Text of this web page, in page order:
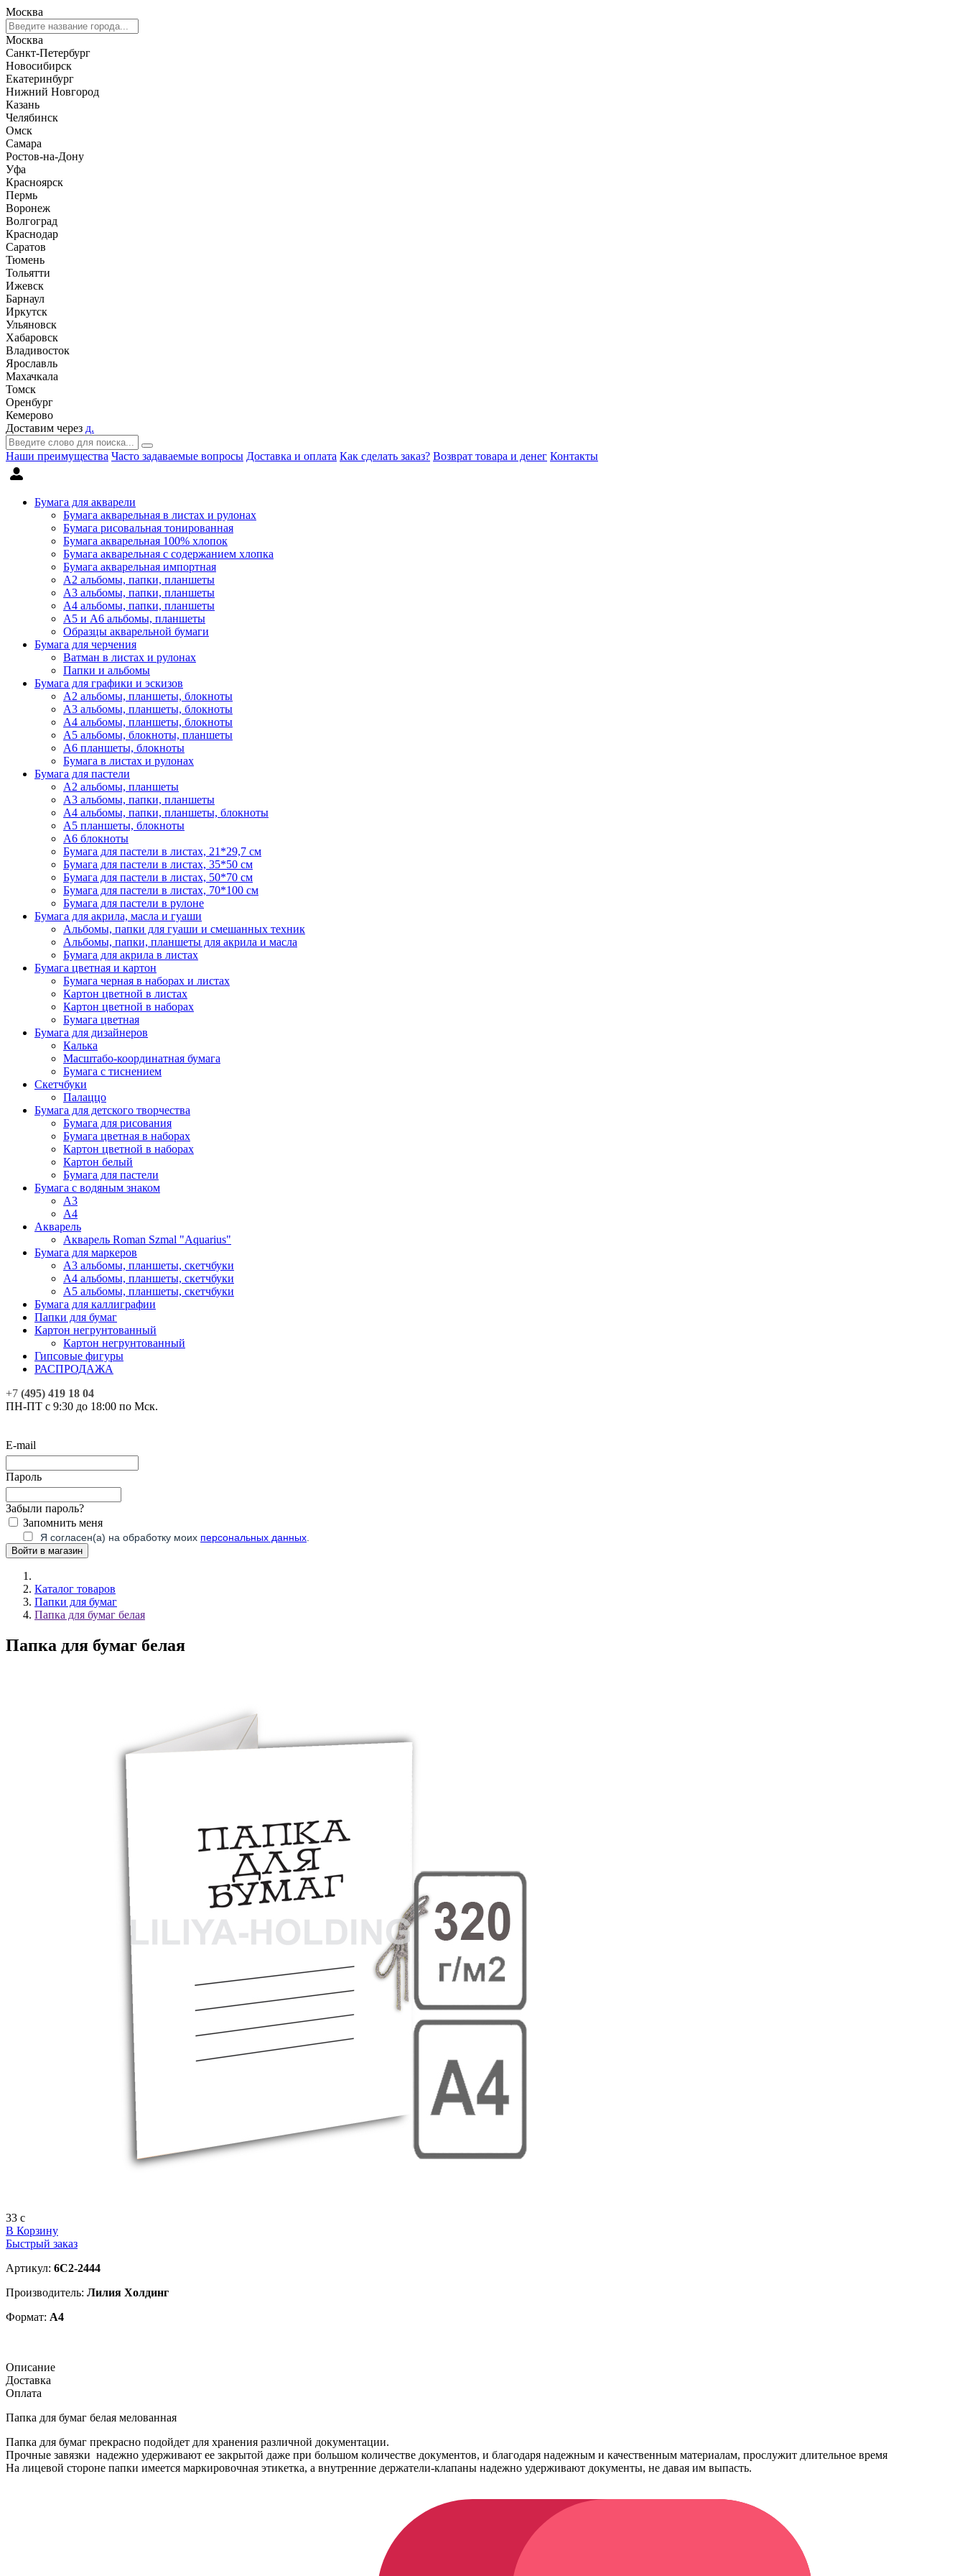
Москва
Москва
Санкт-Петербург
Новосибирск
Екатеринбург
Нижний Новгород
Казань
Челябинск
Омск
Самара
Ростов-на-Дону
Уфа
Красноярск
Пермь
Воронеж
Волгоград
Краснодар
Саратов
Тюмень
Тольятти
Ижевск
Барнаул
Иркутск
Ульяновск
Хабаровск
Владивосток
Ярославль
Махачкала
Томск
Оренбург
Кемерово
Доставим через д.
Наши преимущества Часто задаваемые вопросы Доставка и оплата Как сделать заказ? Возврат товара и денег Контакты
Бумага для акварели
Бумага акварельная в листах и рулонах
Бумага рисовальная тонированная
Бумага акварельная 100% хлопок
Бумага акварельная с содержанием хлопка
Бумага акварельная импортная
А2 альбомы, папки, планшеты
А3 альбомы, папки, планшеты
А4 альбомы, папки, планшеты
А5 и А6 альбомы, планшеты
Образцы акварельной бумаги
Бумага для черчения
Ватман в листах и рулонах
Папки и альбомы
Бумага для графики и эскизов
А2 альбомы, планшеты, блокноты
А3 альбомы, планшеты, блокноты
А4 альбомы, планшеты, блокноты
А5 альбомы, блокноты, планшеты
А6 планшеты, блокноты
Бумага в листах и рулонах
Бумага для пастели
А2 альбомы, планшеты
А3 альбомы, папки, планшеты
А4 альбомы, папки, планшеты, блокноты
А5 планшеты, блокноты
А6 блокноты
Бумага для пастели в листах, 21*29,7 см
Бумага для пастели в листах, 35*50 см
Бумага для пастели в листах, 50*70 см
Бумага для пастели в листах, 70*100 см
Бумага для пастели в рулоне
Бумага для акрила, масла и гуаши
Альбомы, папки для гуаши и смешанных техник
Альбомы, папки, планшеты для акрила и масла
Бумага для акрила в листах
Бумага цветная и картон
Бумага черная в наборах и листах
Картон цветной в листах
Картон цветной в наборах
Бумага цветная
Бумага для дизайнеров
Калька
Масштабо-координатная бумага
Бумага с тиснением
Скетчбуки
Палаццо
Бумага для детского творчества
Бумага для рисования
Бумага цветная в наборах
Картон цветной в наборах
Картон белый
Бумага для пастели
Бумага с водяным знаком
А3
А4
Акварель
Акварель Roman Szmal "Aquarius"
Бумага для маркеров
А3 альбомы, планшеты, скетчбуки
А4 альбомы, планшеты, скетчбуки
А5 альбомы, планшеты, скетчбуки
Бумага для каллиграфии
Папки для бумаг
Картон негрунтованный
Картон негрунтованный
Гипсовые фигуры
РАСПРОДАЖА
+7 (495) 419 18 04
ПН-ПТ с 9:30 до 18:00 по Мск.
E-mail
Пароль
Забыли пароль?
Запомнить меня
Я согласен(а) на обработку моих персональных данных
Каталог товаров
Папки для бумаг
Папка для бумаг белая
Папка для бумаг белая
33 c
В Корзину
Быстрый заказ
Артикул: 6С2-2444
Производитель: Лилия Холдинг
Формат: А4
Описание
Доставка
Оплата
Папка для бумаг белая мелованная
Папка для бумаг прекрасно подойдет для хранения различной документации.
Прочные завязки надежно удерживают ее закрытой даже при большом количестве документов, и благодаря надежным и качественным материалам, прослужит длительное время
На лицевой стороне папки имеется маркировочная этикетка, а внутренние держатели-клапаны надежно удерживают документы, не давая им выпасть.